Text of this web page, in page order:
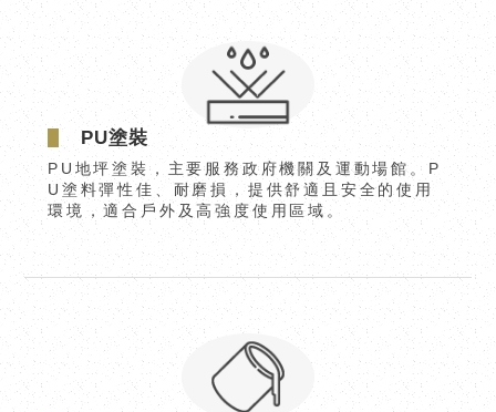
PU塗裝
PU地坪塗裝，主要服務政府機關及運動場館。P
U塗料彈性佳、耐磨損，提供舒適且安全的使用
環境，適合戶外及高強度使用區域。